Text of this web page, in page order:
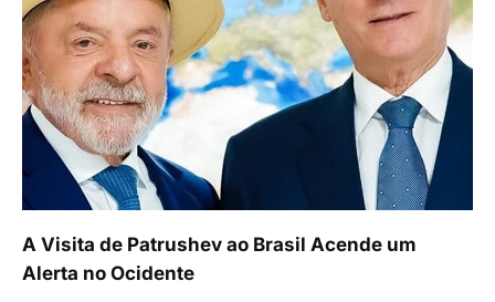
A Visita de Patrushev ao Brasil Acende um
Alerta no Ocidente